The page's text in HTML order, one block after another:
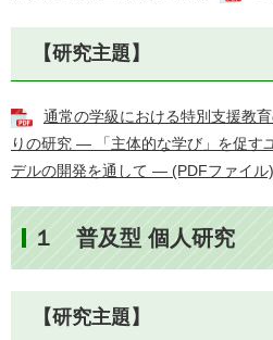
【研究主題】
通常の学級における特別支援教
りの研究 ― 「主体的な学び」を促す
デルの開発を通して ― (PDFファイル
１ 普及型 個人研究
【研究主題】